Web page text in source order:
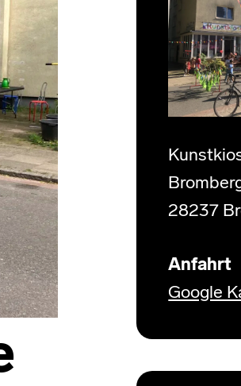
28237
Anfahrt
Google